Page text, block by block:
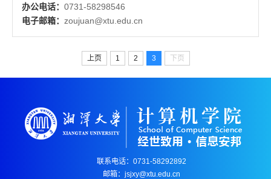
等）、强化学习
办公电话： 0731-58298546
电子邮箱： zoujuan@xtu.edu.cn
上页 1 2 3 下页
联系电话：0731-58292892
邮箱：jsjxy@xtu.edu.cn